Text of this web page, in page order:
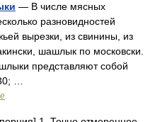
— В числе мясных
разновидностей
вырезки, из свинины, из
шашлык по московски.
представляют собой
…